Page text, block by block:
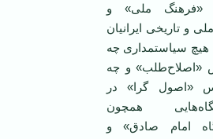
«فرهنگ ملی» و
و تاریخی ایرانیان
هیچ سیاستمداری چه
«اصلاح‌طلب» و چه
«اصول گرا» در
همچون
امام صادق» و